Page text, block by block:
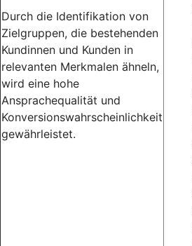
Durch die Identifikation von
Zielgruppen, die bestehenden
Kundinnen und Kunden in
relevanten Merkmalen ähneln,
wird eine hohe
Ansprachequalität und
Konversionswahrscheinlichkeit
gewährleistet.